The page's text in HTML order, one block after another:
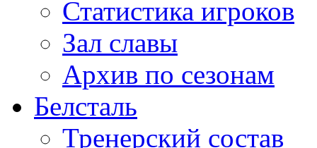
Статистика игроков
Зал славы
Архив по сезонам
Белсталь
Тренерский состав